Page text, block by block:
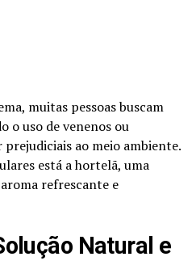
muitas pessoas buscam
o uso de venenos ou
prejudiciais ao meio ambiente.
está a hortelã, uma
refrescante e
Natural e